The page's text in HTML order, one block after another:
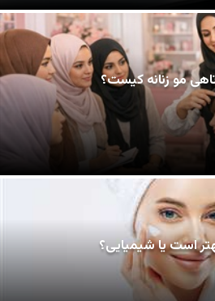
مو زنانه کیست؟
است یا شیمیایی؟